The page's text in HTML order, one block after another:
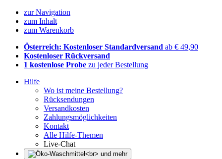
zur Navigation
zum Inhalt
zum Warenkorb
Österreich: Kostenloser Standardversand ab € 49,90
Kostenloser Rückversand
1 kostenlose Probe zu jeder Bestellung
Hilfe
Wo ist meine Bestellung?
Rücksendungen
Versandkosten
Zahlungsmöglichkeiten
Kontakt
Alle Hilfe-Themen
Live-Chat